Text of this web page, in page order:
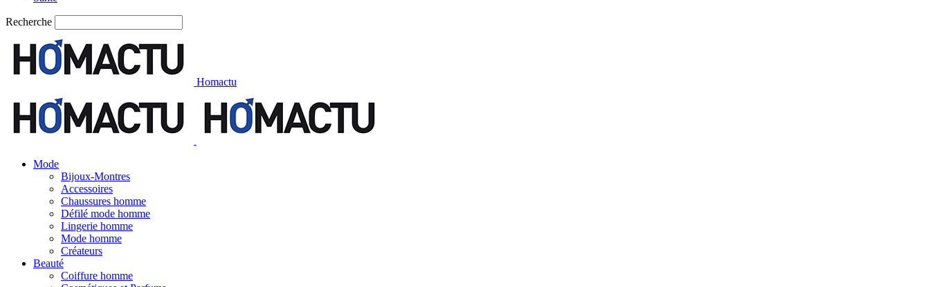
Recherche
Homactu
Mode
Bijoux-Montres
Accessoires
Chaussures homme
Défilé mode homme
Lingerie homme
Mode homme
Créateurs
Beauté
Coiffure homme